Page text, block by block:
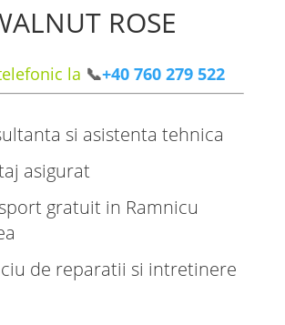
ROSE
la 📞+40 760 279 522
si asistenta tehnica
asigurat
gratuit in Ramnicu
de reparatii si intretinere